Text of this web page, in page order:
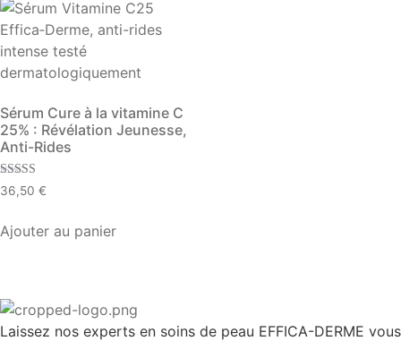
Sérum Cure à la vitamine C
25% : Révélation Jeunesse,
Anti-Rides
Note
5.00
36,50 €
Ajouter au panier
Laissez nos experts en soins de peau EFFICA-DERME vous